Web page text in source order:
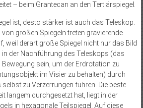
– beim Grantecan an den Tertiärspiegel.
ist, desto stärker ist auch das Teleskop.
großen Spiegeln treten gravierende
weil derart große Spiegel nicht nur das Bild
der Nachführung des Teleskops (das
sein, um der Erdrotation zu
im Visier zu behalten) durch
zu Verzerrungen führen. Die beste
langem durchgesetzt hat, liegt in der
in hexagonale Teilspiegel. Auf diese